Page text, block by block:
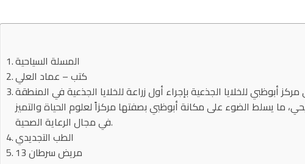
المسلة السياحية
كتب – عماد العلي
أبوظبي للخلايا الجذعية بإجراء أول زراعة للخلايا الجذعية في المنطقة
ما يسلط الضوء على مكانة أبوظبي بصفتها مركزاً لعلوم الحياة والتميز
في مجال الرعاية الصحية.
الطب التجديدي
13 مريض سرطان